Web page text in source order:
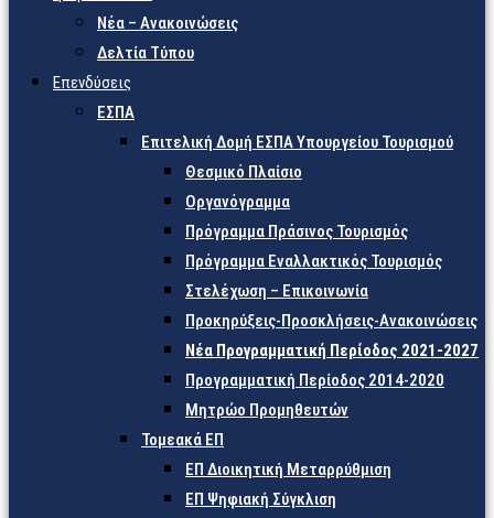
Νέα – Ανακοινώσεις
Δελτία Τύπου
Επενδύσεις
ΕΣΠΑ
Επιτελική Δομή ΕΣΠΑ Υπουργείου Τουρισμού
Θεσμικό Πλαίσιο
Οργανόγραμμα
Πρόγραμμα Πράσινος Τουρισμός
Πρόγραμμα Εναλλακτικός Τουρισμός
Στελέχωση – Επικοινωνία
Προκηρύξεις-Προσκλήσεις-Ανακοινώσεις
Νέα Προγραμματική Περίοδος 2021-2027
Προγραμματική Περίοδος 2014-2020
Μητρώο Προμηθευτών
Τομεακά ΕΠ
ΕΠ Διοικητική Μεταρρύθμιση
ΕΠ Ψηφιακή Σύγκλιση